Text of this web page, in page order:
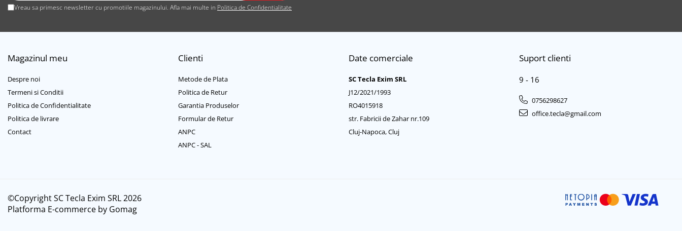
Casti mari bluetooth
Casti mari fara microfon
Casti medii cu microfon
Cititoare Carduri
Cititor Carduri USB 2.0
Cititor Carduri USB 3.0
Hub-uri USB
Priza bricheta auto
Priza retea
Vreau sa primesc newsletter cu promotiile magazinului. Afla mai multe in Politica de Confidentialitate
Magazinul meu
Despre noi
Termeni si Conditii
Politica de Confidentialitate
Politica de livrare
Contact
Clienti
Metode de Plata
Politica de Retur
Garantia Produselor
Formular de Retur
ANPC
ANPC - SAL
Date comerciale
SC Tecla Exim SRL
J12/2021/1993
RO4015918
str. Fabricii de Zahar nr.109
Cluj-Napoca, Cluj
Suport clienti
9 - 16
0756298627
office.tecla@gmail.com
©Copyright SC Tecla Exim SRL 2026
Platforma E-commerce by Gomag